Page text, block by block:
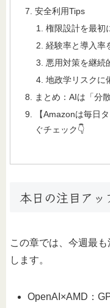
安全利用Tips
権限設計を最初
経験率と導入率
悪用対策を継続
地政学リスクに
まとめ：AIは「分
【Amazonは毎日
ぐチェック👇
本日の注目アッ
この章では、今週最
します。
OpenAI×AMD：